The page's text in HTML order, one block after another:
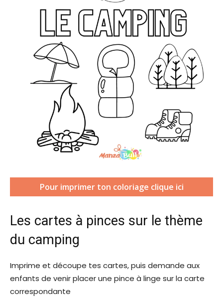
Pour imprimer ton coloriage clique ici
Les cartes à pinces sur le thème
du camping
Imprime et découpe tes cartes, puis demande aux
enfants de venir placer une pince à linge sur la carte
correspondante